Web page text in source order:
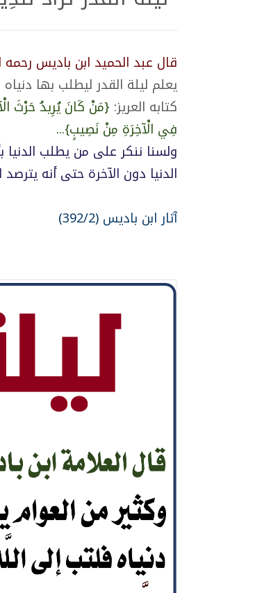
قال عبد الحميد ابن باديس رحمه
يعلم ليلة القدر ليطلب بها
كتابه العريز: {مَنْ كَانَ يُرِيدُ حَرْثَ
فِي الْآخِرَةِ مِنْ نَصِيبٍ}...
ولسنا ننكر على من يطلب
الدنيا دون الآخرة حتى أنه
آثار ابن باديس (392/2)